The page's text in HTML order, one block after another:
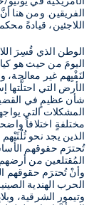
الفريقين. ومن هنا
اللاجئين، قيادةً
اليومَ من حيث هو
لنَفْيِهم غير
شأن عظيمٍ في
المشكلات التي
مختلفةٍ اختلافاً
الذين يجد نحو
تُحترَم حقوقهم
المُقتلعين من
وأنْ تُحترَم حقوقهم
الحرب الهندية
وتيمور الشرقية،